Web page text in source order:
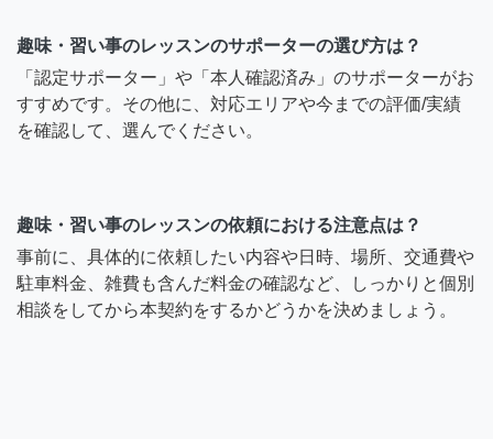
趣味・習い事のレッスンのサポーターの選び方は？
「認定サポーター」や「本人確認済み」のサポーターがお
すすめです。その他に、対応エリアや今までの評価/実績
を確認して、選んでください。
趣味・習い事のレッスンの依頼における注意点は？
事前に、具体的に依頼したい内容や日時、場所、交通費や
駐車料金、雑費も含んだ料金の確認など、しっかりと個別
相談をしてから本契約をするかどうかを決めましょう。